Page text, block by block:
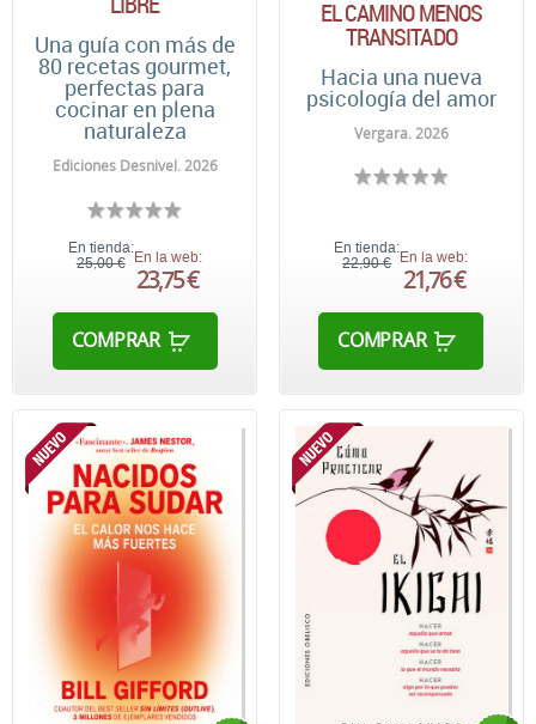
Una guía con más de
80 recetas gourmet,
perfectas para
cocinar en plena
naturaleza
Ediciones Desnivel. 2026
En tienda:
25,00 € En la web:
23,75 €
COMPRAR
EL CAMINO MENOS
TRANSITADO
Hacia una nueva
psicología del amor
Vergara. 2026
En tienda:
22,90 €
En la web:
21,76 €
COMPRAR